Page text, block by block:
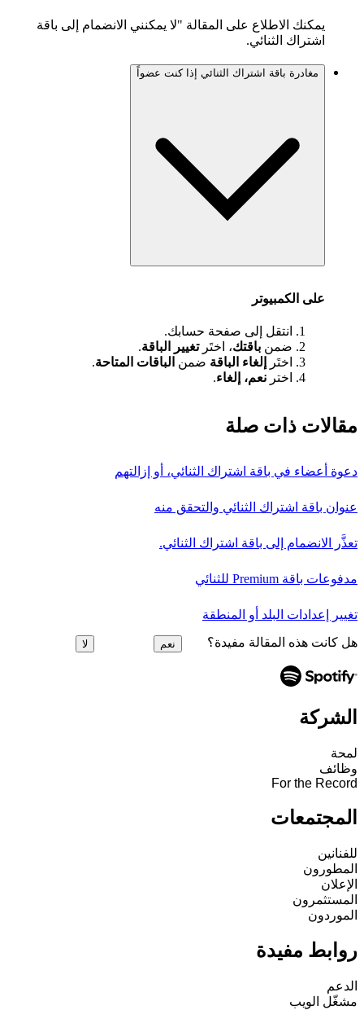
يمكنك الاطلاع على المقالة "لا يمكنني الانضمام إلى باقة
اشتراك الثنائي.
مغادرة باقة اشتراك الثنائي إذا كنت عضواً
على الكمبيوتر
انتقل إلى صفحة حسابك.
ضمن باقتك، اختَرتغيير الباقة.
اختَر
إلغاء الباقة ضمن الباقات المتاحة.
اختر نعم، إلغاء.
مقالات ذات صلة
دعوة أعضاء في باقة اشتراك الثنائي، أو إزالتهم
عنوان باقة اشتراك الثنائي والتحقق منه
تعذَّر الانضمام إلى باقة اشتراك الثنائي.
مدفوعات باقة Premium للثنائي
تغيير إعدادات البلد أو المنطقة
هل كانت هذه المقالة مفيدة؟ نعم لا
الشركة
لمحة
وظائف
For the Record
المجتمعات
للفنانين
المطورون
الإعلان
المستثمرون
الموردون
روابط مفيدة
الدعم
مشغّل الويب